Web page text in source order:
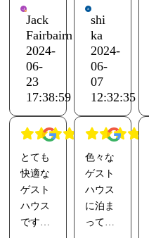
そう。
私は利
用しま
せんで
した
が、晩
御飯の
提供も
してい
るみた
いで
す。お
刺身と
か出て
難うご
ざいま
した。
YouTube
で「な
みよし
チャン
ネル
ハウス
碧」を
検索す
れば宿
の雰囲
ーナー
はとて
も素敵
でフレ
ンドリ
ーで
思
リクエ
ストが
あれば
夕食を
作りま
す。こ
Jack
Fairbairn
2024-
06-
23
17:38:59
て風景
貸し切
りな環
境
オーナ
ー様の
また利
用した
くなる
これ隠
れた穴
場です
shi
ka
2024-
06-
07
12:32:35
とても
快適な
ゲスト
ハウス
です！
色々な
ゲスト
ハウス
に泊ま
ってま